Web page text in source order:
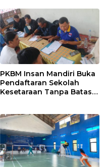
PKBM Insan Mandiri Buka
Pendaftaran Sekolah
Kesetaraan Tanpa Batas